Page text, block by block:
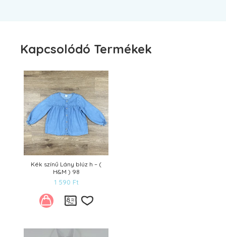
Kapcsolódó Termékek
Kék színű Lány blúz h – (
H&M ) 98
1 590 Ft
Kívánságlistára